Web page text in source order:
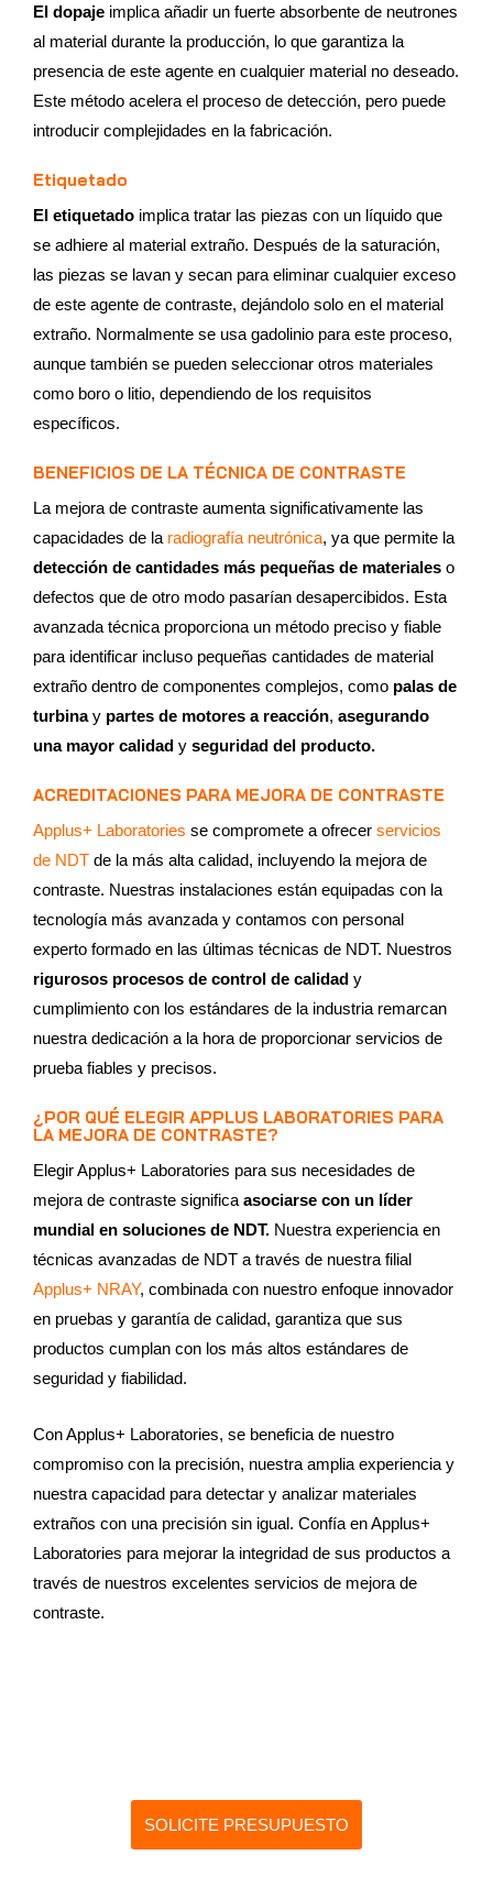
El dopaje implica añadir un fuerte absorbente de neutrones
al material durante la producción, lo que garantiza la
presencia de este agente en cualquier material no deseado.
Este método acelera el proceso de detección, pero puede
introducir complejidades en la fabricación.
Etiquetado
El etiquetado implica tratar las piezas con un líquido que
se adhiere al material extraño. Después de la saturación,
las piezas se lavan y secan para eliminar cualquier exceso
de este agente de contraste, dejándolo solo en el material
extraño. Normalmente se usa gadolinio para este proceso,
aunque también se pueden seleccionar otros materiales
como boro o litio, dependiendo de los requisitos
específicos.
BENEFICIOS DE LA TÉCNICA DE CONTRASTE
La mejora de contraste aumenta significativamente las
capacidades de la radiografía neutrónica, ya que permite la
detección de cantidades más pequeñas de materiales o
defectos que de otro modo pasarían desapercibidos. Esta
avanzada técnica proporciona un método preciso y fiable
para identificar incluso pequeñas cantidades de material
extraño dentro de componentes complejos, como palas de
turbinay partes de motores a reacción, asegurando
una mayor calidad y seguridad del producto.
ACREDITACIONES PARA MEJORA DE CONTRASTE
Applus+ Laboratories se compromete a ofrecer servicios
de NDT de la más alta calidad, incluyendo la mejora de
contraste. Nuestras instalaciones están equipadas con la
tecnología más avanzada y contamos con personal
experto formado en las últimas técnicas de NDT. Nuestros
rigurosos procesos de control de calidad y
cumplimiento con los estándares de la industria remarcan
nuestra dedicación a la hora de proporcionar servicios de
prueba fiables y precisos.
¿POR QUÉ ELEGIR APPLUS LABORATORIES PARA
LA MEJORA DE CONTRASTE?
Elegir Applus+ Laboratories para sus necesidades de
mejora de contraste significa asociarse con un líder
mundial en soluciones de NDT. Nuestra experiencia en
técnicas avanzadas de NDT a través de nuestra filial
Applus+ NRAY, combinada con nuestro enfoque innovador
en pruebas y garantía de calidad, garantiza que sus
productos cumplan con los más altos estándares de
seguridad y fiabilidad.
Con Applus+ Laboratories, se beneficia de nuestro
compromiso con la precisión, nuestra amplia experiencia y
nuestra capacidad para detectar y analizar materiales
extraños con una precisión sin igual. Confía en Applus+
Laboratories para mejorar la integridad de sus productos a
través de nuestros excelentes servicios de mejora de
contraste.
SOLICITE PRESUPUESTO